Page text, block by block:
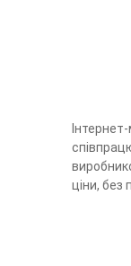
ціни, без